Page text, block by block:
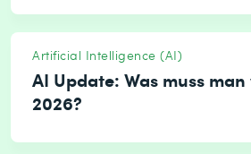
Artificial Intelligence (AI)
AI Update: Was muss
2026?